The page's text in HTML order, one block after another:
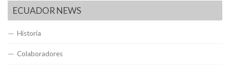
ECUADOR NEWS
Historia
Colaboradores